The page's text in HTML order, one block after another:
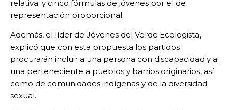
relativa; y cinco fórmulas de jóvenes por el de
representación proporcional.
Además, el líder de Jóvenes del Verde Ecologista,
explicó que con esta propuesta los partidos
procurarán incluir a una persona con discapacidad y a
una perteneciente a pueblos y barrios originarios, así
como de comunidades indígenas y de la diversidad
sexual.